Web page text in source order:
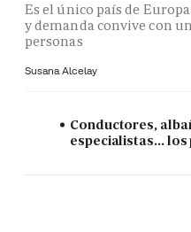
Es el único país de
y demanda convive con
personas
Susana Alcelay
Conductores,
especialistas...